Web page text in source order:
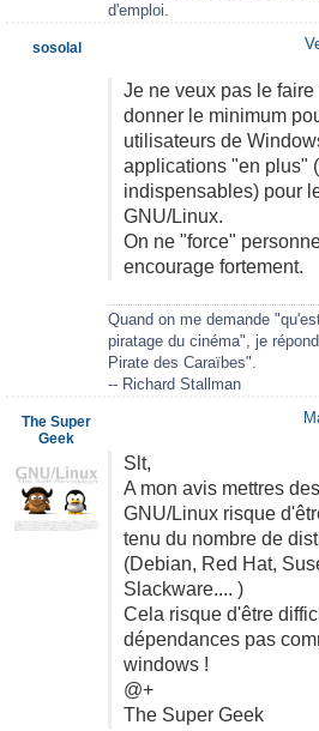
d'emploi.
Je ne veux pas le
donner le minimum
utilisateurs de
applications "en plus"
indispensables) pour
GNU/Linux.
On ne "force"
encourage fortement.
Quand on me demande
piratage du cinéma", je
Pirate des Caraïbes".
-- Richard Stallman
sosolal
Slt,
A mon avis mettres
GNU/Linux risque
tenu du nombre de
(Debian, Red Hat,
Slackware.... )
Cela risque d'être
dépendances pas
windows !
@+
The Super Geek
The Super
Geek